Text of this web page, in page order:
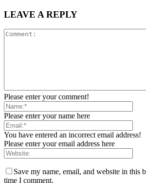
LEAVE A REPLY
Please enter your comment!
Please enter your name here
You have entered an incorrect email address!
Please enter your email address here
Save my name, email, and website in this
time I comment.